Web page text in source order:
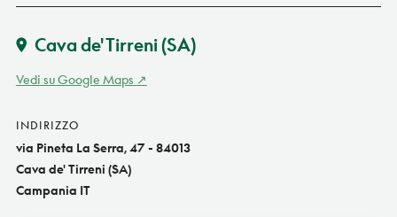
Cava de' Tirreni(SA)
Vedi su Google Maps
INDIRIZZO
via Pineta La Serra, 47 - 84013
Cava de' Tirreni (SA)
Campania IT